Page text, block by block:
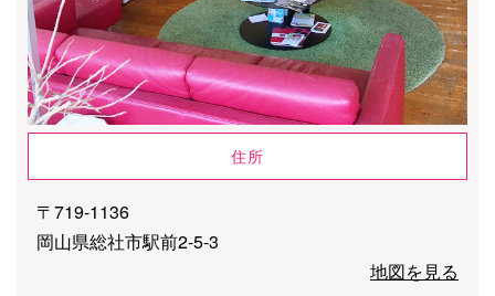
住所
〒719-1136
岡山県総社市駅前2-5-3
地図を見る